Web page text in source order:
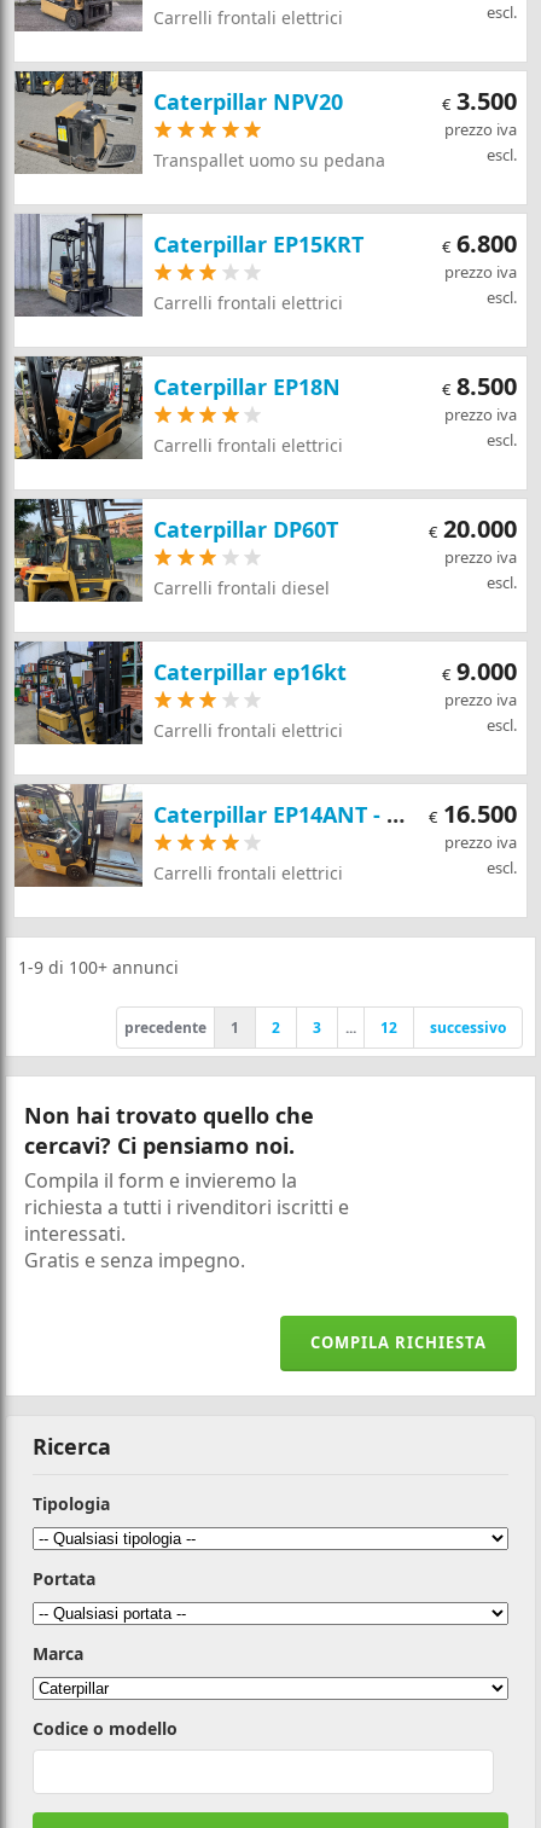
Carrelli frontali elettrici
escl.
Caterpillar NPV20
Transpallet uomo su pedana
€ 3.500
prezzo iva
escl.
Caterpillar EP15KRT
Carrelli frontali elettrici
€ 6.800
prezzo iva
escl.
Caterpillar EP18N
Carrelli frontali elettrici
€ 8.500
prezzo iva
escl.
Caterpillar DP60T
Carrelli frontali diesel
€ 20.000
prezzo iva
escl.
Caterpillar ep16kt
Carrelli frontali elettrici
€ 9.000
prezzo iva
escl.
Caterpillar EP14ANT - 21678
Carrelli frontali elettrici
€ 16.500
prezzo iva
escl.
1-9 di 100+annunci
precedente 1 2 3 ... 12 successivo
Non hai trovato quello che
cercavi? Ci pensiamo noi.
Compila il form e invieremo la
richiesta a tutti i rivenditori iscritti e
interessati.
Gratis e senza impegno.
COMPILA RICHIESTA
Ricerca
Tipologia
Portata
Marca
Codice o modello